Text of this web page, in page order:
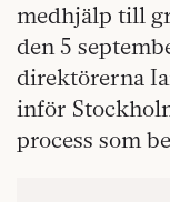
medhjälp till
den 5
direktörerna
inför
process som